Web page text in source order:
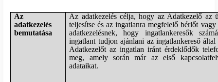
Az
adatkezelés
bemutatása
Az adatkezelés célja, hogy az Adatkezelő az
teljesítse és az ingatlanra megfelelő bérlőt
adatkezelésnek, hogy ingatlankeresők
ingatlant tudjon ajánlani az ingatlankereső
Adatkezelőt az ingatlan iránt érdeklődők
meg, amely során már az első
adataikat.